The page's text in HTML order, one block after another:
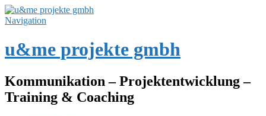
Navigation
u&me projekte gmbh
Kommunikation – Projektentwicklung –
Training & Coaching